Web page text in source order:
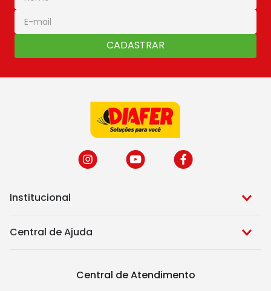
CADASTRAR
Institucional
Central de Ajuda
Central de Atendimento